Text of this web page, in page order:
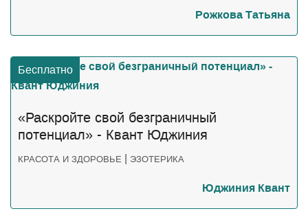
Рожкова Татьяна
Бесплатно
«Раскройте свой безграничный
потенциал» - Квант Юджиния
КРАСОТА И ЗДОРОВЬЕ | ЭЗОТЕРИКА
Юджиния Квант